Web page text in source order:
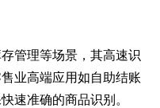
管理等场景，其高速识
业高端应用如自助结账
速准确的商品识别。